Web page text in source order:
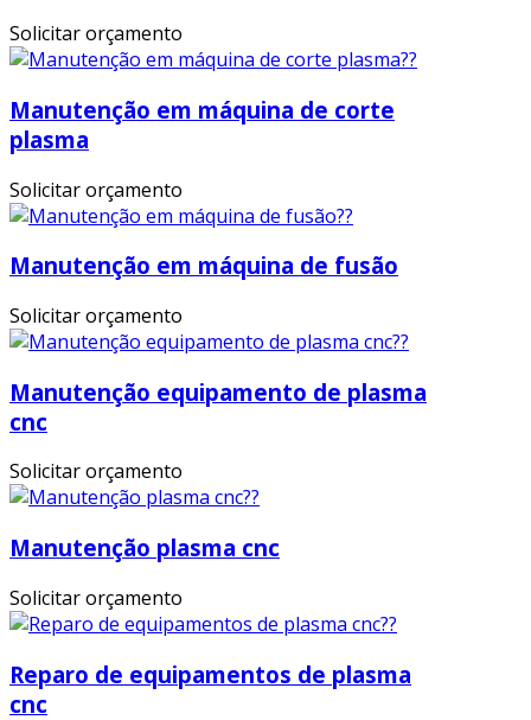
Solicitar orçamento
Manutenção em máquina de corte
plasma
Solicitar orçamento
Manutenção em máquina de fusão
Solicitar orçamento
Manutenção equipamento de plasma
cnc
Solicitar orçamento
Manutenção plasma cnc
Solicitar orçamento
Reparo de equipamentos de plasma
cnc